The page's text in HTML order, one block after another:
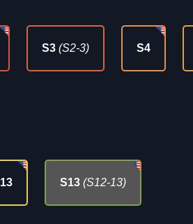
S3 (S2-3) S4
S13 (S12-13)